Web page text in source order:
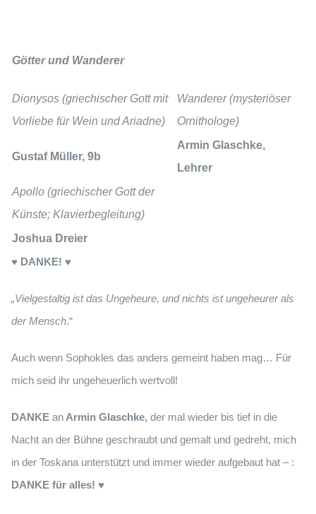
Götter und Wanderer
Dionysos (griechischer Gott mit
Vorliebe für Wein und Ariadne)
Wanderer(mysteriöser
Ornithologe)
Gustaf Müller, 9b
Armin Glaschke,
Lehrer
Apollo (griechischer Gott der
Künste; Klavierbegleitung)
Joshua Dreier
♥ DANKE! ♥
„Vielgestaltig ist das Ungeheure, und nichts ist ungeheurer als
der Mensch.“
Auch wenn Sophokles das anders gemeint haben mag… Für
mich seid ihr ungeheuerlich wertvoll!
DANKE anArmin Glaschke, der mal wieder bis tief in die
Nacht an der Bühne geschraubt und gemalt und gedreht, mich
in der Toskana unterstützt und immer wieder aufgebaut hat – :
DANKE für alles! ♥